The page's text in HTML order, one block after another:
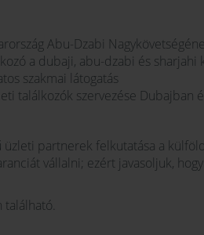
Abu-Dzabi
a dubaji, abu-dzabi és sharjahi
szakmai látogatás
találkozók szervezése Dubajban
partnerek felkutatása a
vállalni; ezért javasoljuk,
található.